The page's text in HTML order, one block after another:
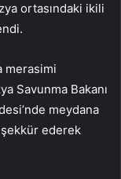
ortasındaki ikili
merasimi
Savunma Bakanı
meydana
ederek